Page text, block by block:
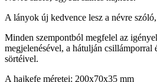
A lányok új kedvence lesz a névre
Minden szempontból megfelel az
megjelenésével, a hátulján csillámporral
sörtéivel.
A hajkefe méretei: 200x70x35 mm